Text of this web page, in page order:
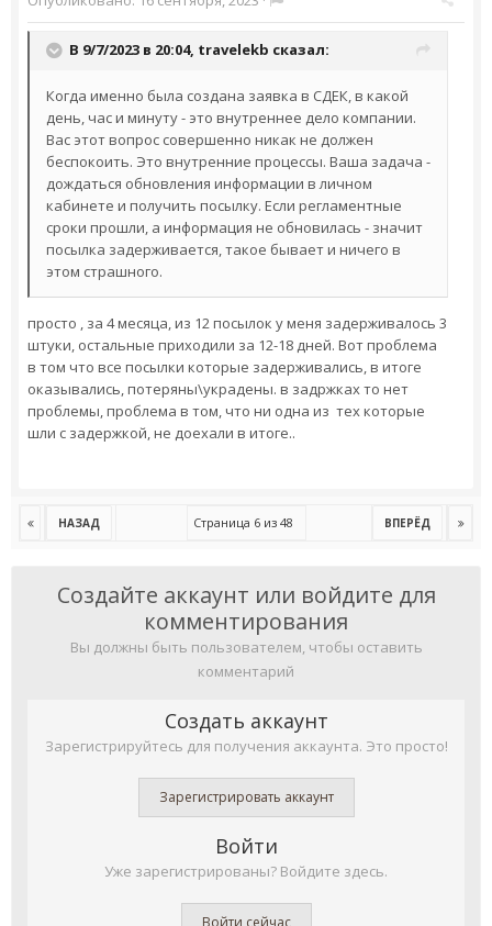
В 9/7/2023 в 20:04, travelekb сказал:
Когда именно была создана заявка в СДЕК, в какой
день, час и минуту - это внутреннее дело компании.
Вас этот вопрос совершенно никак не должен
беспокоить. Это внутренние процессы. Ваша задача -
дождаться обновления информации в личном
кабинете и получить посылку. Если регламентные
сроки прошли, а информация не обновилась - значит
посылка задерживается, такое бывает и ничего в
этом страшного.
просто , за 4 месяца, из 12 посылок у меня задерживалось 3
штуки, остальные приходили за 12-18 дней. Вот проблема
в том что все посылки которые задерживались, в итоге
оказывались, потеряны\украдены. в задржках то нет
проблемы, проблема в том, что ни одна из тех которые
шли с задержкой, не доехали в итоге..
НАЗАД ВПЕРЁД
Страница 6 из 48
Создайте аккаунт или войдите для
комментирования
Вы должны быть пользователем, чтобы оставить
комментарий
Создать аккаунт
Зарегистрируйтесь для получения аккаунта. Это просто!
Зарегистрировать аккаунт
Войти
Уже зарегистрированы? Войдите здесь.
Войти сейчас